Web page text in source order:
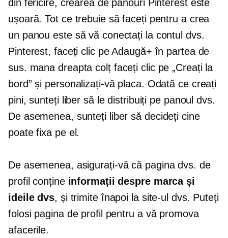
din fericire, crearea de panouri Pinterest este
ușoară. Tot ce trebuie să faceți pentru a crea
un panou este să vă conectați la contul dvs.
Pinterest, faceți clic pe Adaugă+ în partea de
sus. mana dreapta colț faceți clic pe „Creați la
bord” și personalizați-vă placa. Odată ce creați
pini, sunteți liber să le distribuiți pe panoul dvs.
De asemenea, sunteți liber să decideți cine
poate fixa pe el.
De asemenea, asigurați-vă că pagina dvs. de
profil conține informații despre marca și
ideile dvs, și trimite înapoi la site-ul dvs. Puteți
folosi pagina de profil pentru a vă promova
afacerile.